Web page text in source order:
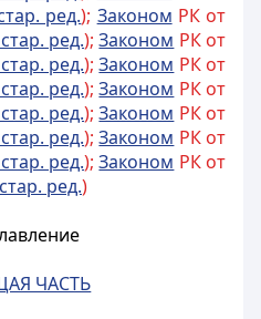
ред.); Законом РК от
ред.);Законом РК от
ред.);Законом РК от
ред.);Законом РК от
ред.);Законом РК от
ред.);Законом РК от
ред.);Законом РК от
ред.)
ЧАСТЬ